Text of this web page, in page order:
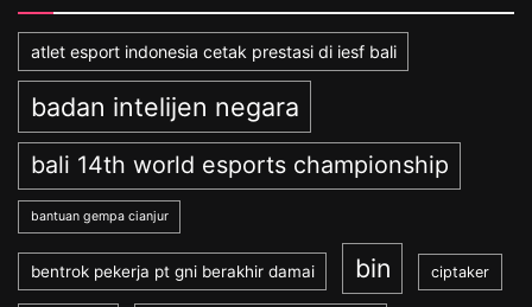
atlet esport indonesia cetak prestasi di iesf bali
badan intelijen negara
bali 14th world esports championship
bantuan gempa cianjur
bentrok pekerja pt gni berakhir damai bin ciptaker